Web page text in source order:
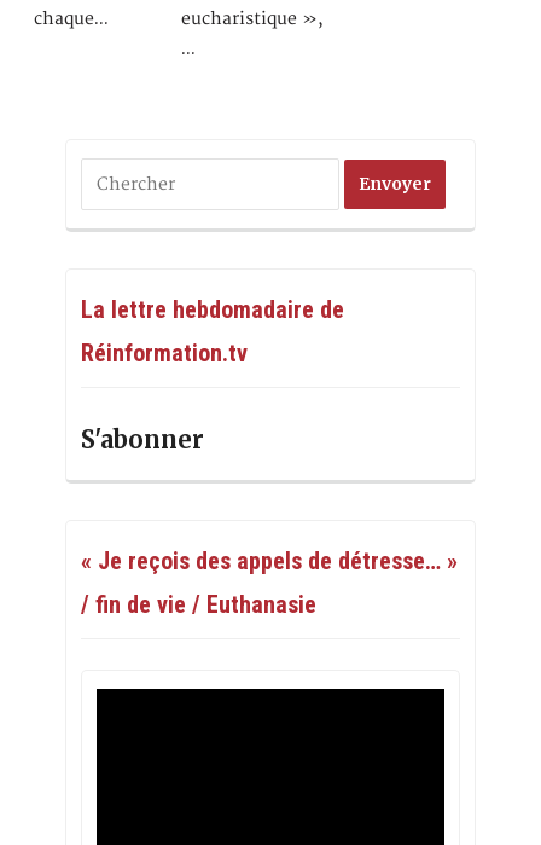
chaque…
eucharistique »,
…
La lettre hebdomadaire de
Réinformation.tv
S'abonner
« Je reçois des appels de détresse… »
/ fin de vie / Euthanasie